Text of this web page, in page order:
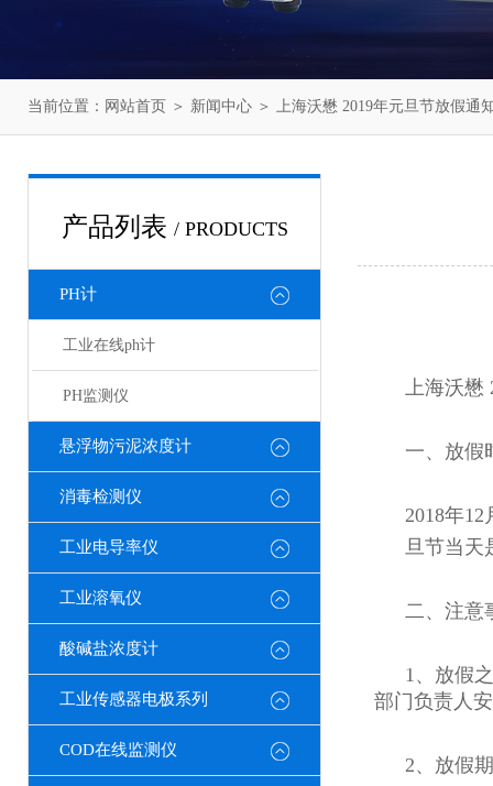
当前位置： 网站首页 ＞ 新闻中心 ＞ 上海沃懋 2019年元旦节放假通
产品列表 / PRODUCTS
PH计
工业在线ph计
PH监测仪
悬浮物污泥浓度计
消毒检测仪
工业电导率仪
工业溶氧仪
酸碱盐浓度计
工业传感器电极系列
COD在线监测仪
上海沃懋
一、 放假
2018年12
旦节当天
二、 注意
1、 放假
部门负责人
2、放假